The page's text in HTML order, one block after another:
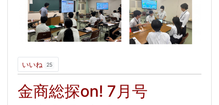
いいね 25
金商総探on! 7月号